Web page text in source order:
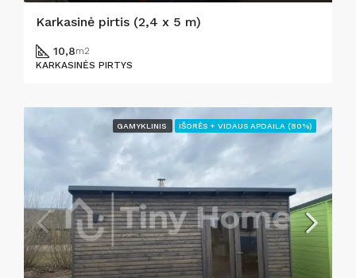
Karkasinė pirtis (2,4 x 5 m)
10,8m2
KARKASINĖS PIRTYS
GAMYKLINIS IŠORĖS + VIDAUS APDAILA (80%)